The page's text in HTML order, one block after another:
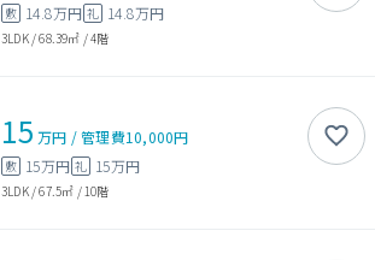
敷 14.8万円 礼 14.8万円
3LDK/68.39㎡ /4階
15 万円 /管理費10,000円
敷 15万円 礼 15万円
3LDK/67.5㎡ / 10階